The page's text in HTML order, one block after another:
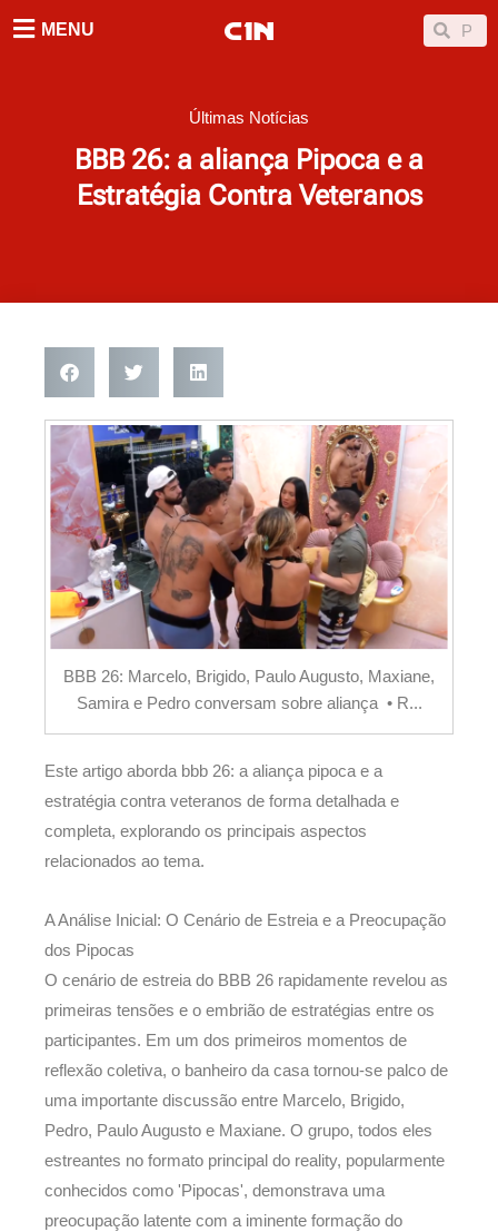
para
MENU Search
Últimas Notícias
BBB 26: a aliança Pipoca e a
Estratégia Contra Veteranos
BBB 26: Marcelo, Brigido, Paulo Augusto, Maxiane,
Samira e Pedro conversam sobre aliança • R...
Este artigo aborda bbb 26: a aliança pipoca e a
estratégia contra veteranos de forma detalhada e
completa, explorando os principais aspectos
relacionados ao tema.
A Análise Inicial: O Cenário de Estreia e a Preocupação
dos Pipocas
O cenário de estreia do BBB 26 rapidamente revelou as
primeiras tensões e o embrião de estratégias entre os
participantes. Em um dos primeiros momentos de
reflexão coletiva, o banheiro da casa tornou-se palco de
uma importante discussão entre Marcelo, Brigido,
Pedro, Paulo Augusto e Maxiane. O grupo, todos eles
estreantes no formato principal do reality, popularmente
conhecidos como 'Pipocas', demonstrava uma
preocupação latente com a iminente formação do